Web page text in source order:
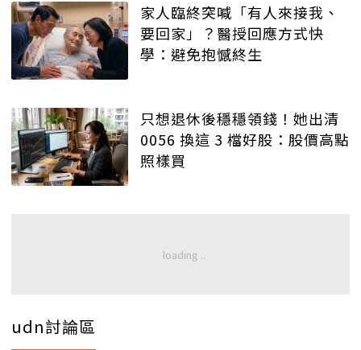
家人臨終突喊「有人來接我、
要回家」？醫授回應方式快
學：避免抱憾終生
只想退休後穩穩領錢！她出清
0056 換這 3 檔好股：股價高點
照樣買
udn討論區